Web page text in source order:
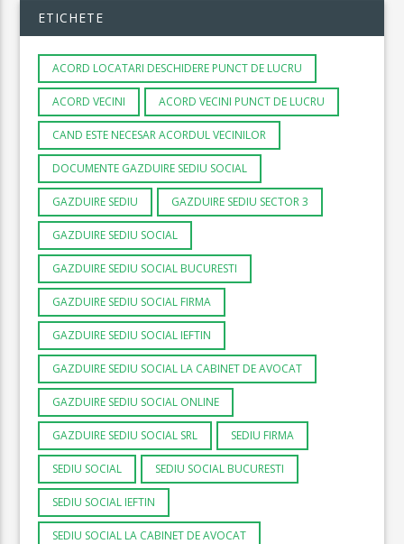
ETICHETE
ACORD LOCATARI DESCHIDERE PUNCT DE LUCRU
ACORD VECINI ACORD VECINI PUNCT DE LUCRU
CAND ESTE NECESAR ACORDUL VECINILOR
DOCUMENTE GAZDUIRE SEDIU SOCIAL
GAZDUIRE SEDIU GAZDUIRE SEDIU SECTOR 3
GAZDUIRE SEDIU SOCIAL
GAZDUIRE SEDIU SOCIAL BUCURESTI
GAZDUIRE SEDIU SOCIAL FIRMA
GAZDUIRE SEDIU SOCIAL IEFTIN
GAZDUIRE SEDIU SOCIAL LA CABINET DE AVOCAT
GAZDUIRE SEDIU SOCIAL ONLINE
GAZDUIRE SEDIU SOCIAL SRL SEDIU FIRMA
SEDIU SOCIAL SEDIU SOCIAL BUCURESTI
SEDIU SOCIAL IEFTIN
SEDIU SOCIAL LA CABINET DE AVOCAT